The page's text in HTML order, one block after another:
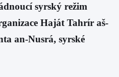
syrský režim
Haját Tahrír aš-
an-Nusrá, syrské